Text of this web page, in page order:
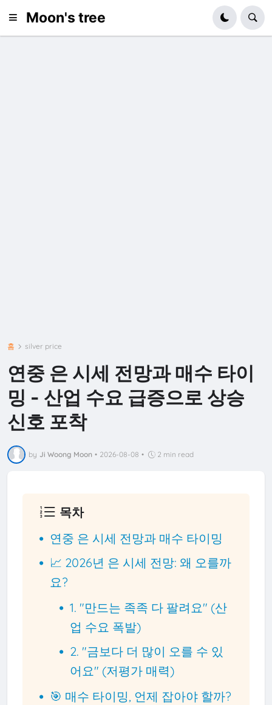
Moon's tree
홈 silver price
연중 은 시세 전망과 매수 타이
밍 - 산업 수요 급증으로 상승
신호 포착
by Ji Woong Moon • 2026-08-08 • 2 min read
목차
연중 은 시세 전망과 매수 타이밍
📈 2026년 은 시세 전망: 왜 오를까
요?
1. "만드는 족족 다 팔려요" (산
업 수요 폭발)
2. "금보다 더 많이 오를 수 있
어요" (저평가 매력)
🎯 매수 타이밍, 언제 잡아야 할까?